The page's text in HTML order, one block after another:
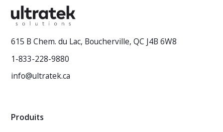
615 B Chem. du Lac, Boucherville, QC J4B 6W8
1-833-228-9880
info@ultratek.ca
Produits